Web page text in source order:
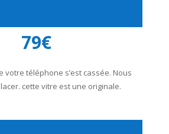
79€
votre téléphone s’est cassée. Nous
cette vitre est une originale.